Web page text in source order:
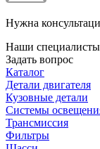
Нужна
Наши
Задать вопрос
Каталог
Детали двигателя
Кузовные детали
Системы
Трансмиссия
Фильтры